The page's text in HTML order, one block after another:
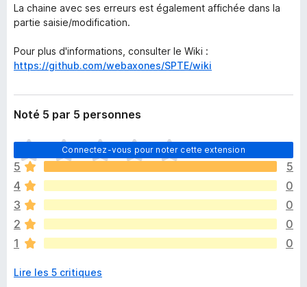
La chaine avec ses erreurs est également affichée dans la
partie saisie/modification.
Pour plus d'informations, consulter le Wiki :
https://github.com/webaxones/SPTE/wiki
Noté 5 par 5 personnes
Connectez-vous pour noter cette extension
I
l
n
’
y
a
a
u
u
5
5
4
0
3
0
2
0
1
0
Lire les 5 critiques